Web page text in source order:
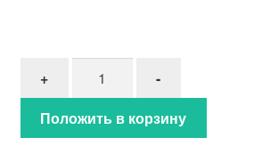
+
-
Положить в корзину